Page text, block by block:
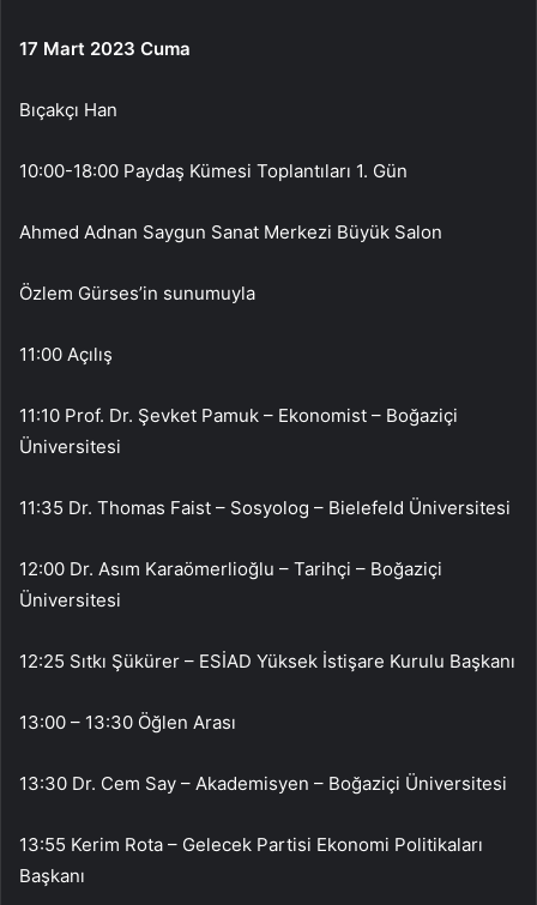
17 Mart 2023 Cuma
Bıçakçı Han
10:00-18:00 Paydaş Kümesi Toplantıları 1. Gün
Ahmed Adnan Saygun Sanat Merkezi Büyük Salon
Özlem Gürses’in sunumuyla
11:00 Açılış
11:10 Prof. Dr. Şevket Pamuk – Ekonomist – Boğaziçi
Üniversitesi
11:35 Dr. Thomas Faist – Sosyolog – Bielefeld Üniversitesi
12:00 Dr. Asım Karaömerlioğlu – Tarihçi – Boğaziçi
Üniversitesi
12:25 Sıtkı Şükürer – ESİAD Yüksek İstişare Kurulu Başkanı
13:00 – 13:30 Öğlen Arası
13:30 Dr. Cem Say – Akademisyen – Boğaziçi Üniversitesi
13:55 Kerim Rota – Gelecek Partisi Ekonomi Politikaları
Başkanı